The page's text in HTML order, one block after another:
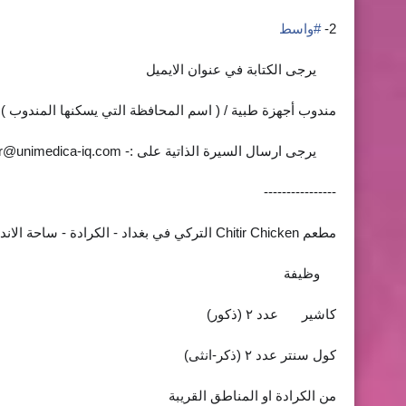
2-
#واسط
يرجى الكتابة في عنوان الايميل
مندوب أجهزة طبية / ( اسم المحافظة التي يسكنها المندوب )
يرجى ارسال السيرة الذاتية على :- iq.com
----------------
مطعم Chitir Chicken التركي في بغداد - الكرادة - ساحة الاندلس
وظيفة
كاشير عدد ٢ (ذكور)
كول سنتر عدد ٢ (ذكر-انثى)
من الكرادة او المناطق القريبة